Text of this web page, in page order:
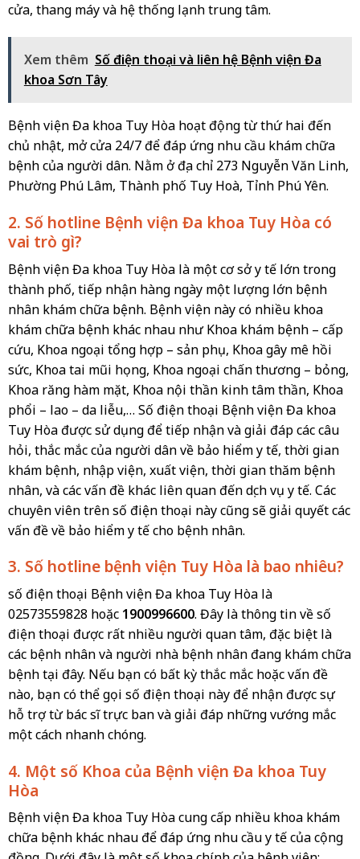
cửa, thang máy và hệ thống lạnh trung tâm.
Xem thêm Số điện thoại và liên hệ Bệnh viện Đa
khoa Sơn Tây
Bệnh viện Đa khoa Tuy Hòa hoạt động từ thứ hai đến
chủ nhật, mở cửa 24/7 để đáp ứng nhu cầu khám chữa
bệnh của người dân. Nằm ở địa chỉ 273 Nguyễn Văn Linh,
Phường Phú Lâm, Thành phố Tuy Hoà, Tỉnh Phú Yên.
2. Số hotline Bệnh viện Đa khoa Tuy Hòa có
vai trò gì?
Bệnh viện Đa khoa Tuy Hòa là một cơ sở y tế lớn trong
thành phố, tiếp nhận hàng ngày một lượng lớn bệnh
nhân khám chữa bệnh. Bệnh viện này có nhiều khoa
khám chữa bệnh khác nhau như Khoa khám bệnh – cấp
cứu, Khoa ngoại tổng hợp – sản phụ, Khoa gây mê hồi
sức, Khoa tai mũi họng, Khoa ngoại chấn thương – bỏng,
Khoa răng hàm mặt, Khoa nội thần kinh tâm thần, Khoa
phổi – lao – da liễu,… Số điện thoại Bệnh viện Đa khoa
Tuy Hòa được sử dụng để tiếp nhận và giải đáp các câu
hỏi, thắc mắc của người dân về bảo hiểm y tế, thời gian
khám bệnh, nhập viện, xuất viện, thời gian thăm bệnh
nhân, và các vấn đề khác liên quan đến dịch vụ y tế. Các
chuyên viên trên số điện thoại này cũng sẽ giải quyết các
vấn đề về bảo hiểm y tế cho bệnh nhân.
3. Số hotline bệnh viện Tuy Hòa là bao nhiêu?
số điện thoại Bệnh viện Đa khoa Tuy Hòa là
02573559828 hoặc 1900996600. Đây là thông tin về số
điện thoại được rất nhiều người quan tâm, đặc biệt là
các bệnh nhân và người nhà bệnh nhân đang khám chữa
bệnh tại đây. Nếu bạn có bất kỳ thắc mắc hoặc vấn đề
nào, bạn có thể gọi số điện thoại này để nhận được sự
hỗ trợ từ bác sĩ trực ban và giải đáp những vướng mắc
một cách nhanh chóng.
4. Một số Khoa của Bệnh viện Đa khoa Tuy
Hòa
Bệnh viện Đa khoa Tuy Hòa cung cấp nhiều khoa khám
chữa bệnh khác nhau để đáp ứng nhu cầu y tế của cộng